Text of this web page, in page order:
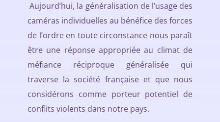
Aujourd’hui, la généralisation de l’usage des
caméras individuelles au bénéfice des forces
de l’ordre en toute circonstance nous paraît
être une réponse appropriée au climat de
méfiance réciproque généralisée qui
traverse la société française et que nous
considérons comme porteur potentiel de
conflits violents dans notre pays.